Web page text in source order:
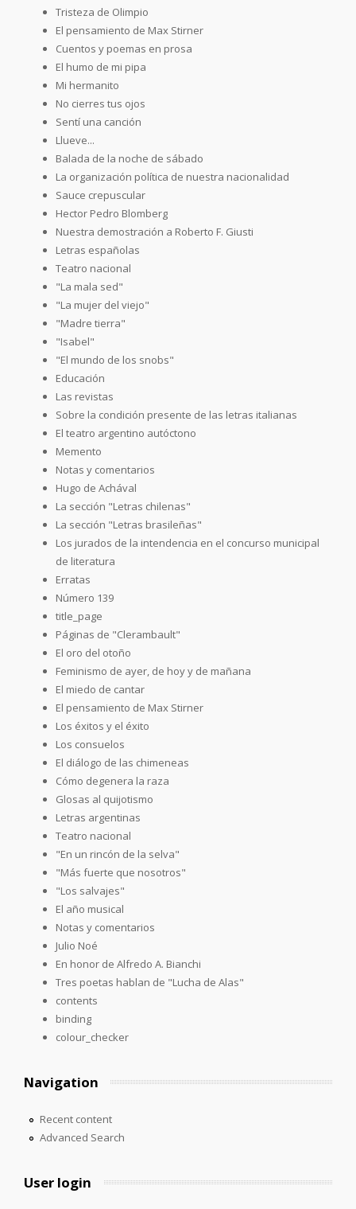
Tristeza de Olimpio
El pensamiento de Max Stirner
Cuentos y poemas en prosa
El humo de mi pipa
Mi hermanito
No cierres tus ojos
Sentí una canción
Llueve...
Balada de la noche de sábado
La organización política de nuestra nacionalidad
Sauce crepuscular
Hector Pedro Blomberg
Nuestra demostración a Roberto F. Giusti
Letras españolas
Teatro nacional
"La mala sed"
"La mujer del viejo"
"Madre tierra"
"Isabel"
"El mundo de los snobs"
Educación
Las revistas
Sobre la condición presente de las letras italianas
El teatro argentino autóctono
Memento
Notas y comentarios
Hugo de Achával
La sección "Letras chilenas"
La sección "Letras brasileñas"
Los jurados de la intendencia en el concurso municipal
de literatura
Erratas
Número 139
title_page
Páginas de "Clerambault"
El oro del otoño
Feminismo de ayer, de hoy y de mañana
El miedo de cantar
El pensamiento de Max Stirner
Los éxitos y el éxito
Los consuelos
El diálogo de las chimeneas
Cómo degenera la raza
Glosas al quijotismo
Letras argentinas
Teatro nacional
"En un rincón de la selva"
"Más fuerte que nosotros"
"Los salvajes"
El año musical
Notas y comentarios
Julio Noé
En honor de Alfredo A. Bianchi
Tres poetas hablan de "Lucha de Alas"
contents
binding
colour_checker
Navigation
Recent content
Advanced Search
User login